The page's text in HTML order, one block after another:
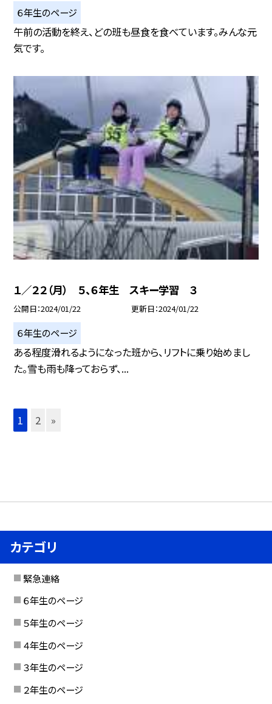
６年生のページ
午前の活動を終え、どの班も昼食を食べています。みんな元
気です。
１／２２（月） ５、６年生 スキー学習 ３
公開日 2024/01/22 更新日 2024/01/22
６年生のページ
ある程度滑れるようになった班から、リフトに乗り始めまし
た。雪も雨も降っておらず、...
1 2 »
カテゴリ
緊急連絡
６年生のページ
５年生のページ
４年生のページ
３年生のページ
２年生のページ